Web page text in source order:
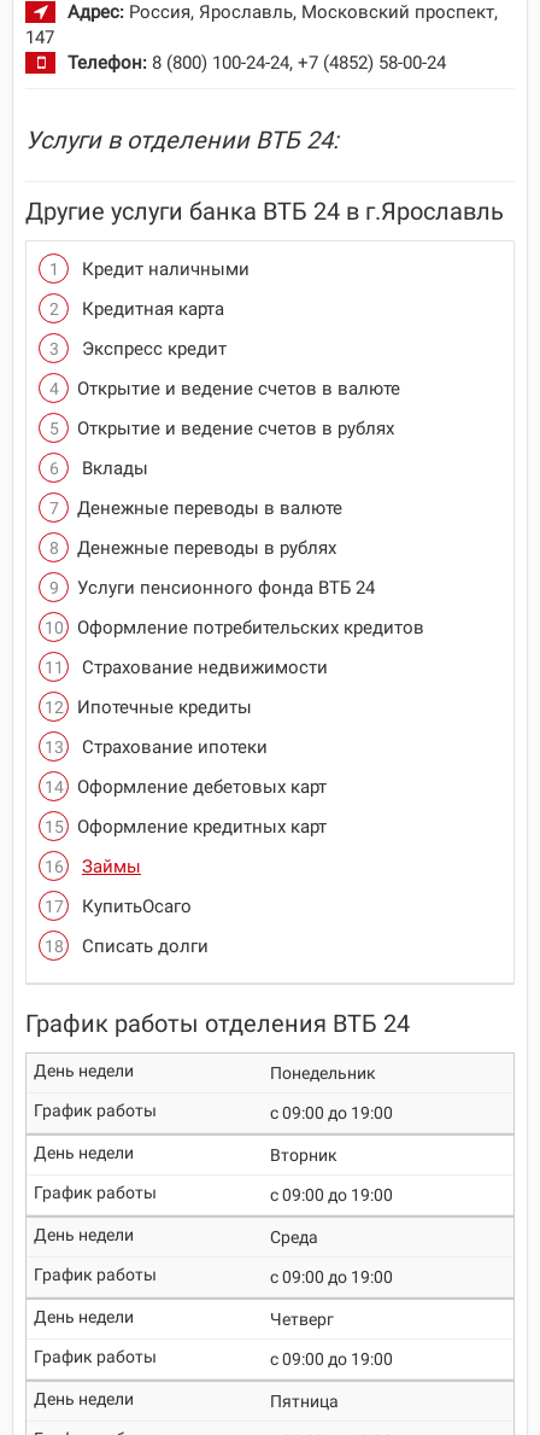
Адрес: Россия, Ярославль, Московский проспект,
147
Телефон: 8 (800) 100-24-24, +7 (4852) 58-00-24
Услуги в отделении ВТБ 24:
Другие услуги банка ВТБ 24 в г.Ярославль
Кредит наличными
Кредитная карта
Экспресс кредит
Открытие и ведение счетов в валюте
Открытие и ведение счетов в рублях
Вклады
Денежные переводы в валюте
Денежные переводы в рублях
Услуги пенсионного фонда ВТБ 24
Оформление потребительских кредитов
Страхование недвижимости
Ипотечные кредиты
Страхование ипотеки
Оформление дебетовых карт
Оформление кредитных карт
Займы
КупитьОсаго
Списать долги
График работы отделения ВТБ 24
Понедельник
c 09:00 до 19:00
Вторник
c 09:00 до 19:00
Среда
c 09:00 до 19:00
Четверг
c 09:00 до 19:00
Пятница